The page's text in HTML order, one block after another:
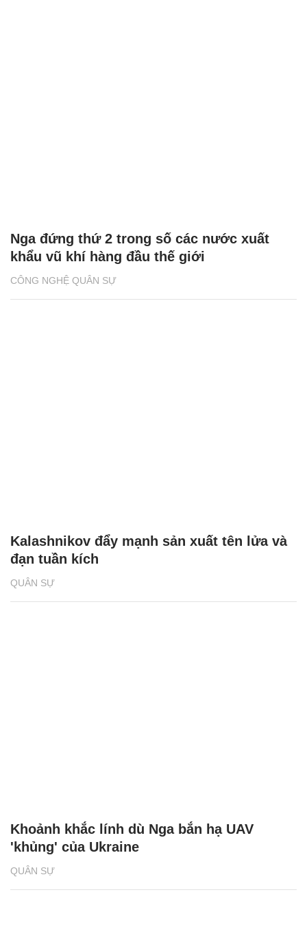
CÔNG NGHỆ QUÂN SỰ
Nga đứng thứ 2 trong số các nước xuất
khẩu vũ khí hàng đầu thế giới
QUÂN SỰ
Kalashnikov đẩy mạnh sản xuất tên lửa và
đạn tuần kích
QUÂN SỰ
Khoảnh khắc lính dù Nga bắn hạ UAV
'khủng' của Ukraine